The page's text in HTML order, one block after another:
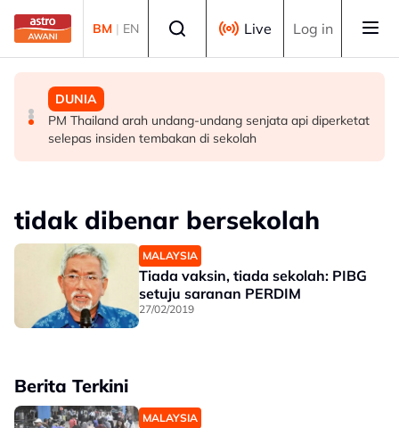
Skip to main content
BM | EN Live Log in
MALAYSIA
Berita tempatan pilihan sepanjang hari ini
MALAYSIA
Pengacara, ahli perniagaan ditahan bantu siasatan
audio siar sentuh isu sensitiviti agama
DUNIA
PM Thailand arah undang-undang senjata api diperketat
selepas insiden tembakan di sekolah
tidak dibenar bersekolah
MALAYSIA
Tiada vaksin, tiada sekolah: PIBG
setuju saranan PERDIM
27/02/2019
Berita Terkini
MALAYSIA